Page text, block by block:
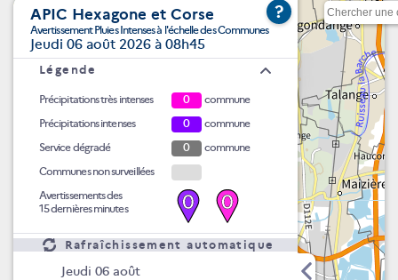
APIC Hexagone et Corse
Avertissement Pluies Intenses à l'échelle des Communes
Jeudi 06 août 2026 à 08h45
?
Légende
Précipitations très intenses 0
commune
Précipitations intenses
0
commune
Service dégradé
0
commune
Communes non surveillées
Avertissements des
15 dernières minutes
0 0
Rafraîchissement automatique
Jeudi 06 août